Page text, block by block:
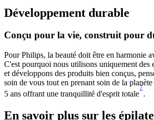
Développement durable
Conçu pour la vie, construit pour
Pour Philips, la beauté doit être en harmonie
C'est pourquoi nous utilisons uniquement des
et développons des produits bien conçus,
soin de vous tout en prenant soin de la
5 ans offrant une tranquillité d'esprit totale
7
.
En savoir plus sur les